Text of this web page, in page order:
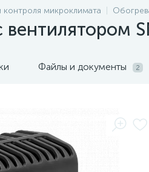
микроклимата
вентилятором
Файлы и документы 2